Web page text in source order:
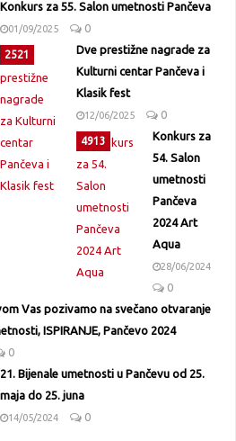
Konkurs za 55. Salon umetnosti Pančeva
01/09/2025 0
2521
Dve prestižne nagrade za
Kulturni centar Pančeva i
Klasik fest
12/06/2025 0
4913
Konkurs za
54. Salon
umetnosti
Pančeva
2024 Art
Aqua
28/06/2024
0
Vas pozivamo na svečano otvaranje
ISPIRANJE, Pančevo 2024
0
21. Bijenale umetnosti u Pančevu od 25.
maja do 25. juna
14/05/2024 0